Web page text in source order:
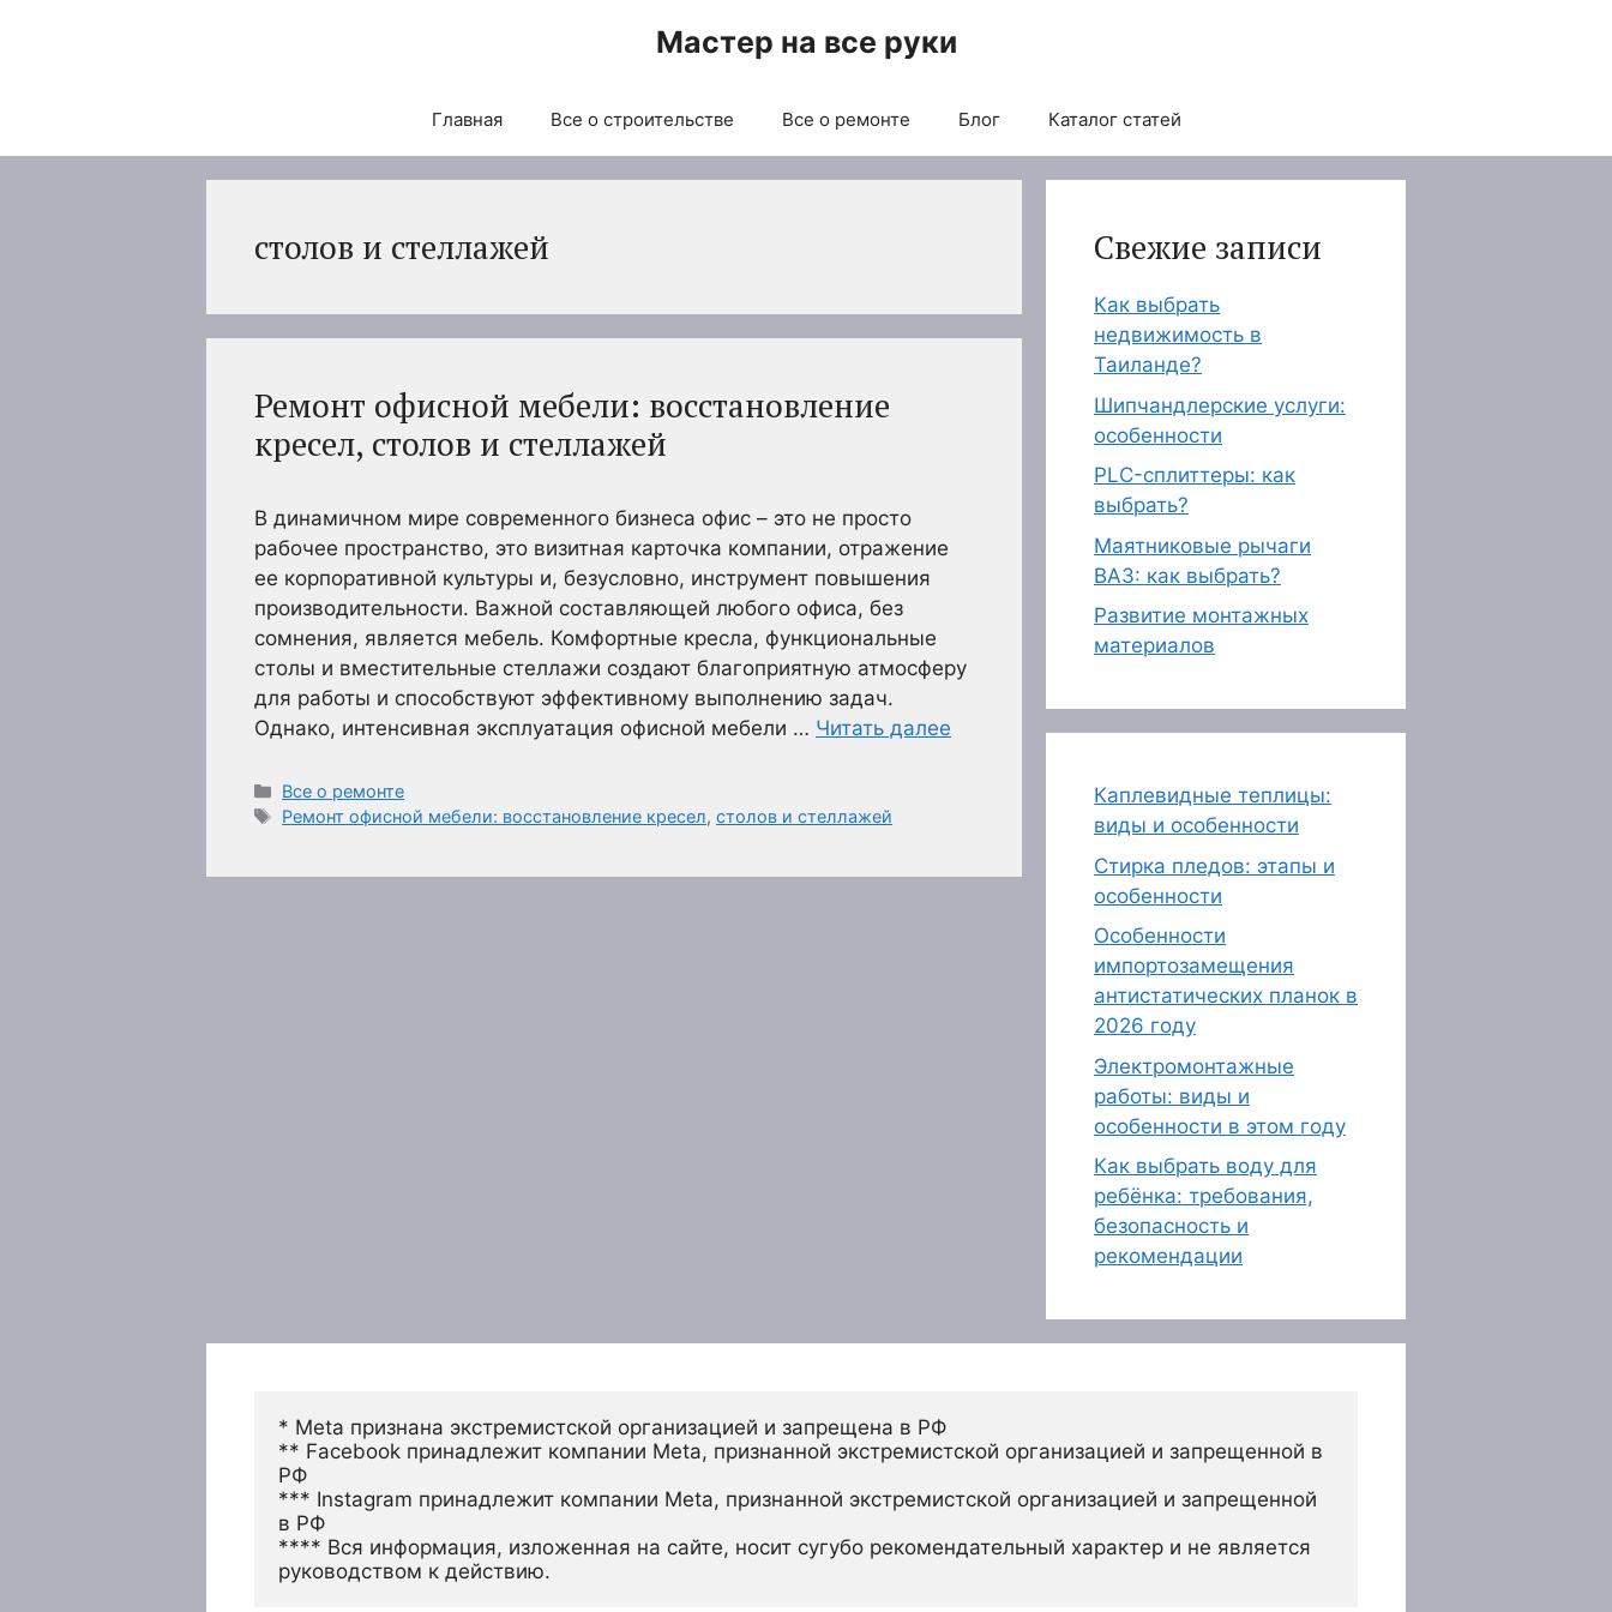
Мастер на все руки
Главная Все о строительстве Все о ремонте Блог Каталог статей
столов и стеллажей
Ремонт офисной мебели: восстановление
кресел, столов и стеллажей
В динамичном мире современного бизнеса офис – это не просто
рабочее пространство, это визитная карточка компании, отражение
ее корпоративной культуры и, безусловно, инструмент повышения
производительности. Важной составляющей любого офиса, без
сомнения, является мебель. Комфортные кресла, функциональные
столы и вместительные стеллажи создают благоприятную атмосферу
для работы и способствуют эффективному выполнению задач.
Однако, интенсивная эксплуатация офисной мебели … Читать далее
Рубрики
Все о ремонте
Метки
Ремонт офисной мебели: восстановление кресел,столов и стеллажей
Свежие записи
Как выбрать
недвижимость в
Таиланде?
Шипчандлерские услуги:
особенности
PLC-сплиттеры: как
выбрать?
Маятниковые рычаги
ВАЗ: как выбрать?
Развитие монтажных
материалов
Каплевидные теплицы:
виды и особенности
Стирка пледов: этапы и
особенности
Особенности
импортозамещения
антистатических планок в
2026 году
Электромонтажные
работы: виды и
особенности в этом году
Как выбрать воду для
ребёнка: требования,
безопасность и
рекомендации
* Meta признана экстремистской организацией и запрещена в РФ
** Facebook принадлежит компании Meta, признанной экстремистской организацией и запрещенной в
РФ
*** Instagram принадлежит компании Meta, признанной экстремистской организацией и запрещенной
в РФ
**** Вся информация, изложенная на сайте, носит сугубо рекомендательный характер и не является
руководством к действию.